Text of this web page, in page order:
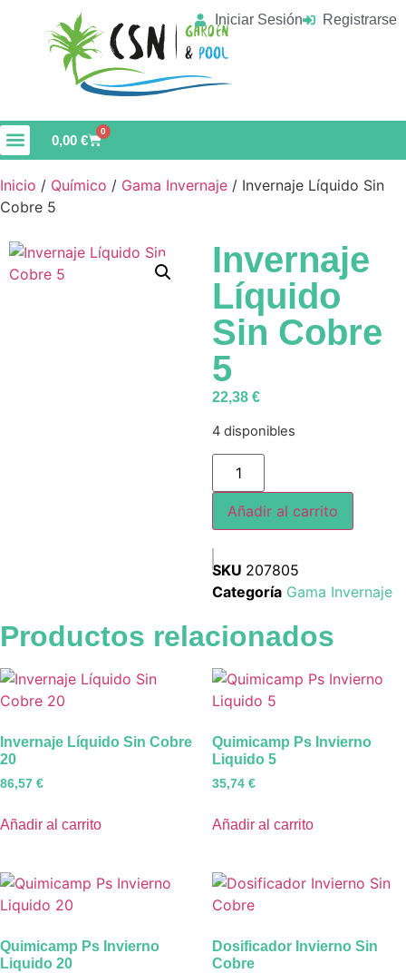
Iniciar Sesión Registrarse
0,00 €
0
Inicio / Químico / Gama Invernaje / Invernaje Líquido Sin
Cobre 5
Invernaje
Líquido
Sin Cobre
5
22,38 €
4 disponibles
Añadir al carrito
SKU 207805
Categoría Gama Invernaje
Productos relacionados
Invernaje Líquido Sin Cobre
20
86,57 €
Añadir al carrito
Quimicamp Ps Invierno
Liquido 5
35,74 €
Añadir al carrito
Quimicamp Ps Invierno
Liquido 20
Dosificador Invierno Sin
Cobre